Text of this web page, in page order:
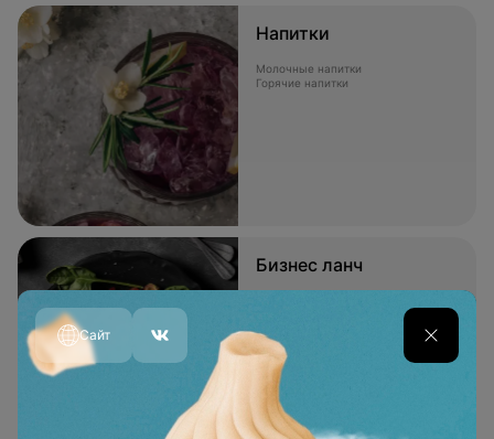
Напитки
Молочные напитки
Горячие напитки
Бизнес ланч
Сайт